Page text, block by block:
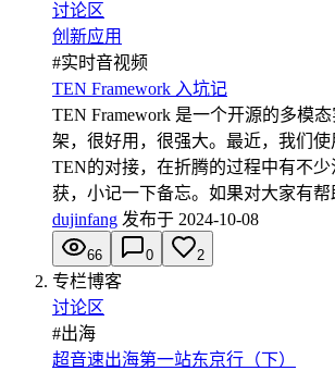
讨论区
创新应用
#实时音视频
TEN Framework 入坑记
TEN Framework 是一个开源的多模
架，很好用，很强大。最近，我们
TEN的对接，在折腾的过程中有不
获，小记一下备忘。如果对大家有帮
dujinfang 发布于 2024-10-08
66 0 2
专栏博客
讨论区
#出海
超音速出海第一站东京行（下）